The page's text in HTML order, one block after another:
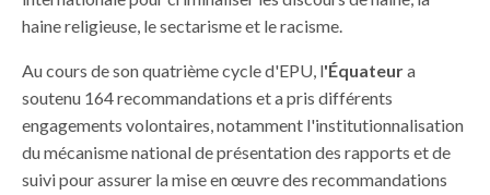
haine religieuse, le sectarisme et le racisme.
Au cours de son quatrième cycle d'EPU, l'Équateura
soutenu 164 recommandations et a pris différents
engagements volontaires, notamment l'institutionnalisation
du mécanisme national de présentation des rapports et de
suivi pour assurer la mise en œuvre des recommandations